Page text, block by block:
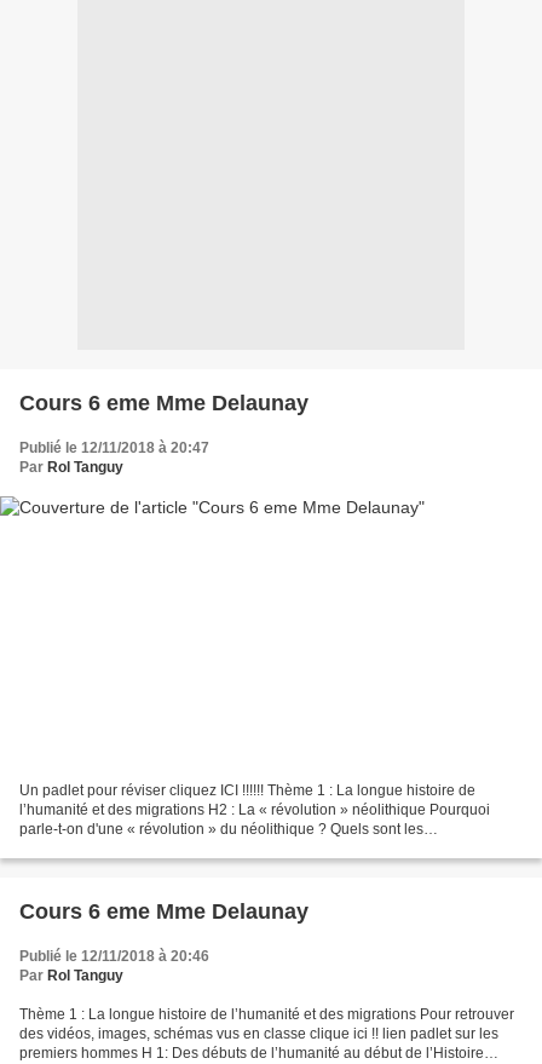
Cours 6 eme Mme Delaunay
Publié le 12/11/2018 à 20:47
Par Rol Tanguy
Un padlet pour réviser cliquez ICI !!!!!! Thème 1 : La longue histoire de
l’humanité et des migrations H2 : La « révolution » néolithique Pourquoi
parle-t-on d'une « révolution » du néolithique ? Quels sont les
Cours 6 eme Mme Delaunay
Publié le 12/11/2018 à 20:46
Par Rol Tanguy
Thème 1 : La longue histoire de l’humanité et des migrations Pour retrouver
des vidéos, images, schémas vus en classe clique ici !! lien padlet sur les
premiers hommes H 1: Des débuts de l’humanité au début de l’Histoire